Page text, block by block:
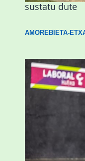
sustatu dute
AMOREBIETA-